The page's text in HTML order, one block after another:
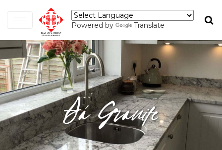
Powered by Translate
Đá Granite